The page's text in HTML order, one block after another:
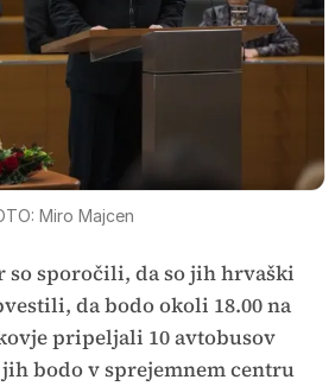
Miro Majcen
so sporočili, da so jih hrvaški
da bodo okoli 18.00 na
pripeljali 10 avtobusov
bodo v sprejemnem centru